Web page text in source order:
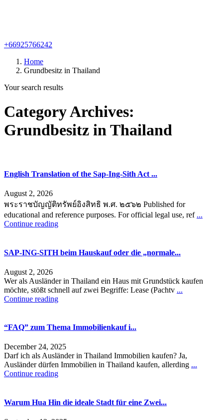
+66925766242
Home
Grundbesitz in Thailand
Your search results
Category Archives:
Grundbesitz in Thailand
English Translation of the Sap-Ing-Sith Act ...
August 2, 2026
พระราชบัญญัติทรัพย์อิงสิทธิ พ.ศ. ๒๕๖๒ Published for
educational and reference purposes. For official legal use, ref ...
Continue reading
SAP-ING-SITH beim Hauskauf oder die „normale...
August 2, 2026
Wer als Ausländer in Thailand ein Haus mit Grundstück kaufen
möchte, stößt schnell auf zwei Begriffe: Lease (Pachtv ...
Continue reading
“FAQ” zum Thema Immobilienkauf i...
December 24, 2025
Darf ich als Ausländer in Thailand Immobilien kaufen? Ja,
Ausländer dürfen Immobilien in Thailand kaufen, allerding ...
Continue reading
Warum Hua Hin die ideale Stadt für eine Zwei...